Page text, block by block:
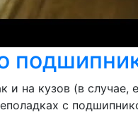
и на кузов (в
с